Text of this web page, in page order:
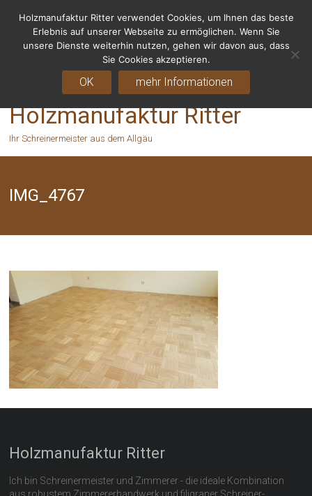
Fragen? Rufen Sie uns an - 06155 8238666
Holzmanufaktur Ritter
Ihr Schreinermeister aus dem Allgäu
IMG_4767
Holzmanufaktur Ritter
Ich bin Schreinermeister und Zimmerer - die ideale Kombination
Holzmanufaktur Ritter verwendet Cookies, um Ihnen das beste
Erlebnis auf unserer Webseite zu ermöglichen. Wenn Sie
unsere Dienste weiterhin nutzen, gehen wir davon aus, dass
Sie Cookies akzeptieren.
OK mehr Informationen